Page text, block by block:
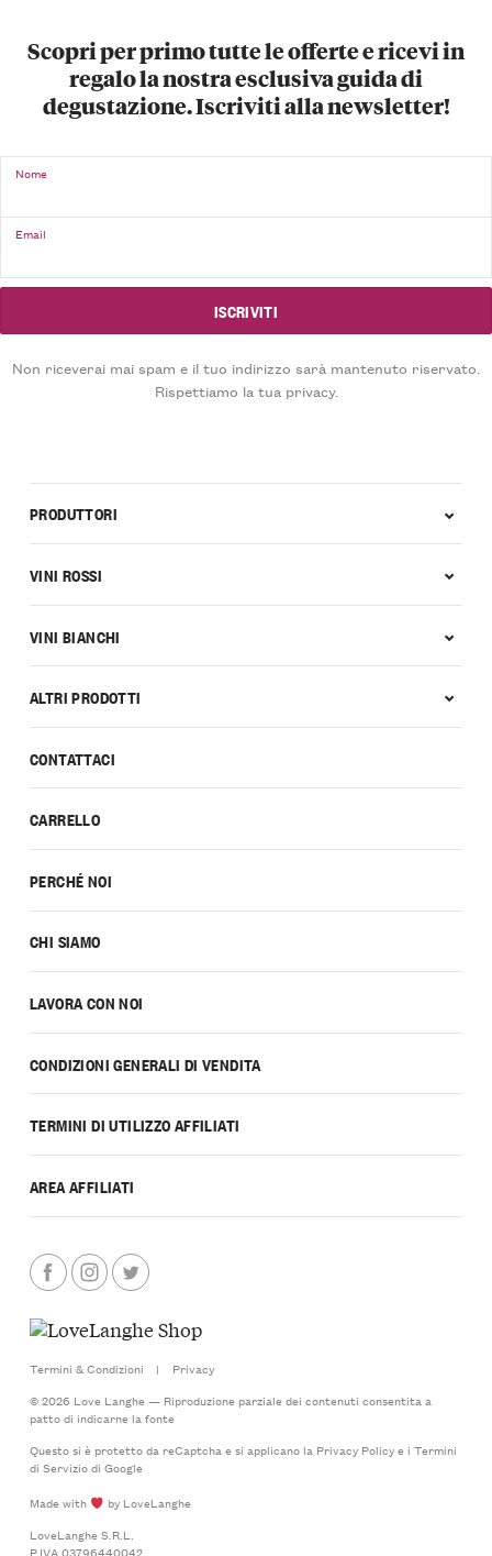
Scopri per primo tutte le offerte e ricevi in
regalo la nostra esclusiva guida di
degustazione. Iscriviti alla newsletter!
Nome
Email
Non riceverai mai spam e il tuo indirizzo sarà mantenuto riservato.
Rispettiamo la tua privacy.
CONTATTACI
CARRELLO
PERCHÉ NOI
CHI SIAMO
LAVORA CON NOI
CONDIZIONI GENERALI DI VENDITA
TERMINI DI UTILIZZO AFFILIATI
AREA AFFILIATI
PRODUTTORI
VINI ROSSI
VINI BIANCHI
ALTRI PRODOTTI
Termini & Condizioni |
Privacy
© 2026 Love Langhe — Riproduzione parziale dei contenuti consentita a
patto di indicarne la fonte
Questo si è protetto da reCaptcha e si applicano la Privacy Policye i Termini
di Serviziodi Google
Made with
by LoveLanghe
LoveLanghe S.R.L.
P.IVA 03796440042